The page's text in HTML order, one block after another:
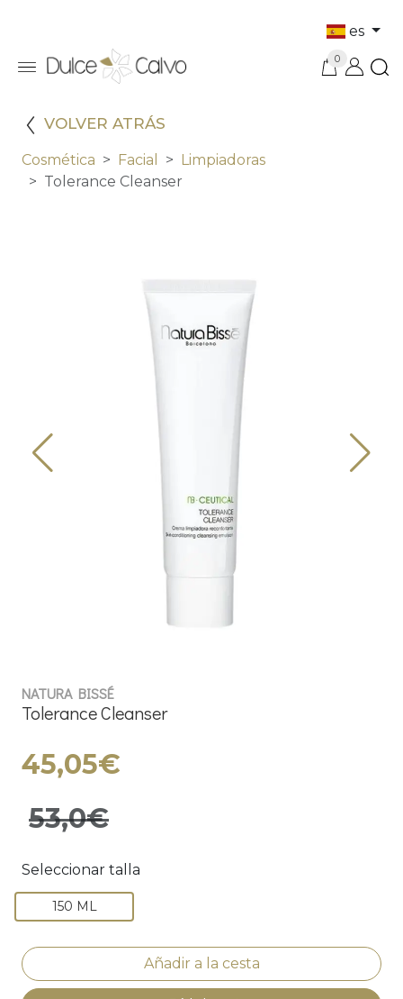
es
0
VOLVER ATRÁS
Cosmética Facial
Limpiadoras
Tolerance Cleanser
NATURA BISSÉ
Tolerance Cleanser
45,05€
53,0€
Seleccionar talla
150 ML